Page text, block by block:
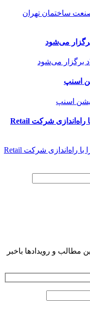
می‌شود
اسنپ
طرح ایده فعالیت خود در بازار عراق را با راه‌اندازی شرکت Retail
مطالب و رویدادها باخبر